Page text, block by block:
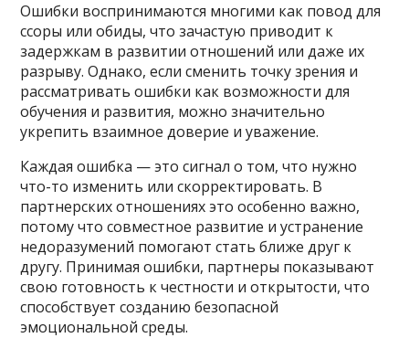
Ошибки воспринимаются многими как повод для
ссоры или обиды, что зачастую приводит к
задержкам в развитии отношений или даже их
разрыву. Однако, если сменить точку зрения и
рассматривать ошибки как возможности для
обучения и развития, можно значительно
укрепить взаимное доверие и уважение.
Каждая ошибка — это сигнал о том, что нужно
что-то изменить или скорректировать. В
партнерских отношениях это особенно важно,
потому что совместное развитие и устранение
недоразумений помогают стать ближе друг к
другу. Принимая ошибки, партнеры показывают
свою готовность к честности и открытости, что
способствует созданию безопасной
эмоциональной среды.